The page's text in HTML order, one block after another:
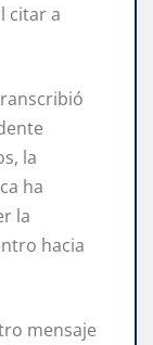
citar a
la
ha
la
hacia
mensaje